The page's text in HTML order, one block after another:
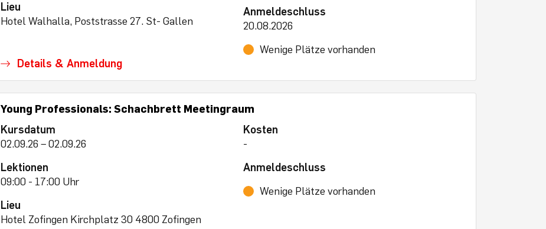
Lieu
Hotel Walhalla, Poststrasse 27. St- Gallen
Anmeldeschluss
20.08.2026
Wenige Plätze vorhanden
Details & Anmeldung
Young Professionals: Schachbrett Meetingraum
Kursdatum
02.09.26 – 02.09.26
Lektionen
09:00 - 17:00 Uhr
Lieu
Hotel Zofingen Kirchplatz 30 4800 Zofingen
Kosten
-
Anmeldeschluss
Wenige Plätze vorhanden